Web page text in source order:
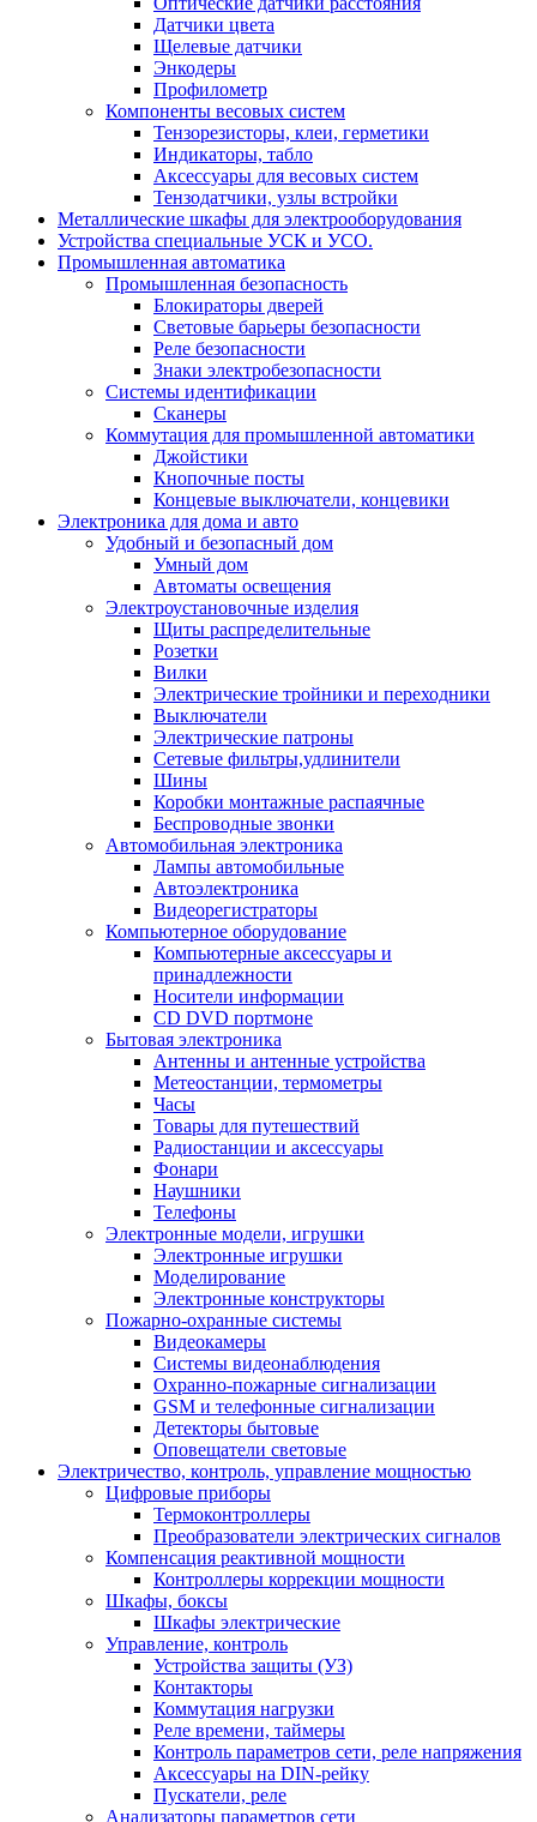
Датчики цвета
Щелевые датчики
Энкодеры
Профилометр
Компоненты весовых систем
Тензорезисторы, клеи, герметики
Индикаторы, табло
Аксессуары для весовых систем
Тензодатчики, узлы встройки
Металлические шкафы для электрооборудования
Устройства специальные УСК и УСО.
Промышленная автоматика
Промышленная безопасность
Блокираторы дверей
Световые барьеры безопасности
Реле безопасности
Знаки электробезопасности
Системы идентификации
Сканеры
Коммутация для промышленной автоматики
Джойстики
Кнопочные посты
Концевые выключатели, концевики
Электроника для дома и авто
Удобный и безопасный дом
Умный дом
Автоматы освещения
Электроустановочные изделия
Щиты распределительные
Розетки
Вилки
Электрические тройники и переходники
Выключатели
Электрические патроны
Сетевые фильтры,удлинители
Шины
Коробки монтажные распаячные
Беспроводные звонки
Автомобильная электроника
Лампы автомобильные
Автоэлектроника
Видеорегистраторы
Компьютерное оборудование
Компьютерные аксессуары и
принадлежности
Носители информации
CD DVD портмоне
Бытовая электроника
Антенны и антенные устройства
Метеостанции, термометры
Часы
Товары для путешествий
Радиостанции и аксессуары
Фонари
Наушники
Телефоны
Электронные модели, игрушки
Электронные игрушки
Моделирование
Электронные конструкторы
Пожарно-охранные системы
Видеокамеры
Системы видеонаблюдения
Охранно-пожарные сигнализации
GSM и телефонные сигнализации
Детекторы бытовые
Оповещатели световые
Электричество, контроль, управление мощностью
Цифровые приборы
Термоконтроллеры
Преобразователи электрических сигналов
Компенсация реактивной мощности
Контроллеры коррекции мощности
Шкафы, боксы
Шкафы электрические
Управление, контроль
Устройства защиты (УЗ)
Контакторы
Коммутация нагрузки
Реле времени, таймеры
Контроль параметров сети, реле напряжения
Аксессуары на DIN-рейку
Пускатели, реле
Анализаторы параметров сети